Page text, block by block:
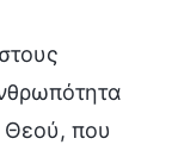
Θεού, που